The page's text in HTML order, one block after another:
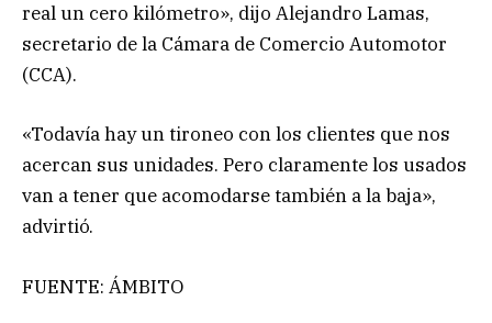
real un cero kilómetro», dijo Alejandro Lamas,
secretario de la Cámara de Comercio Automotor
(CCA).
«Todavía hay un tironeo con los clientes que nos
acercan sus unidades. Pero claramente los usados
van a tener que acomodarse también a la baja»,
advirtió.
FUENTE: ÁMBITO